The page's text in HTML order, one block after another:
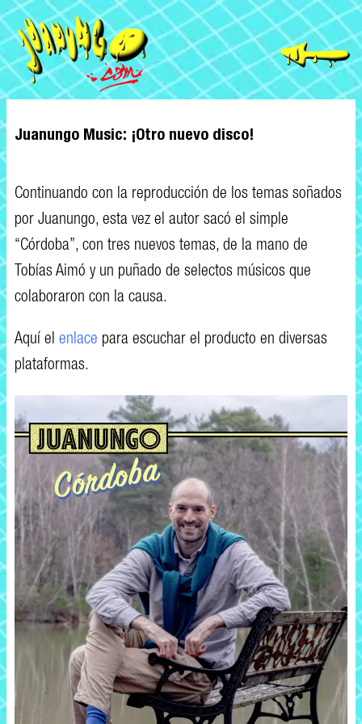
Juanungo Music: ¡Otro nuevo disco!
Continuando con la reproducción de los temas soñados
por Juanungo, esta vez el autor sacó el simple
“Córdoba”, con tres nuevos temas, de la mano de
Tobías Aimó y un puñado de selectos músicos que
colaboraron con la causa.
Aquí el enlace para escuchar el producto en diversas
plataformas.